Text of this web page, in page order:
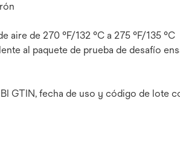
de 270 °F/132 °C a 275 °F/135 °C
al paquete de prueba de desafío
GTIN, fecha de uso y código de lote